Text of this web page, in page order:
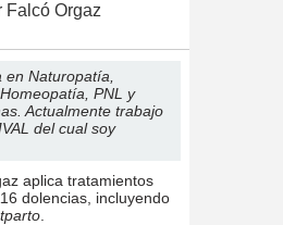
Falcó Orgaz
en Naturopatía,
PNL y
Actualmente trabajo
del cual soy
aplica tratamientos
dolencias, incluyendo
.